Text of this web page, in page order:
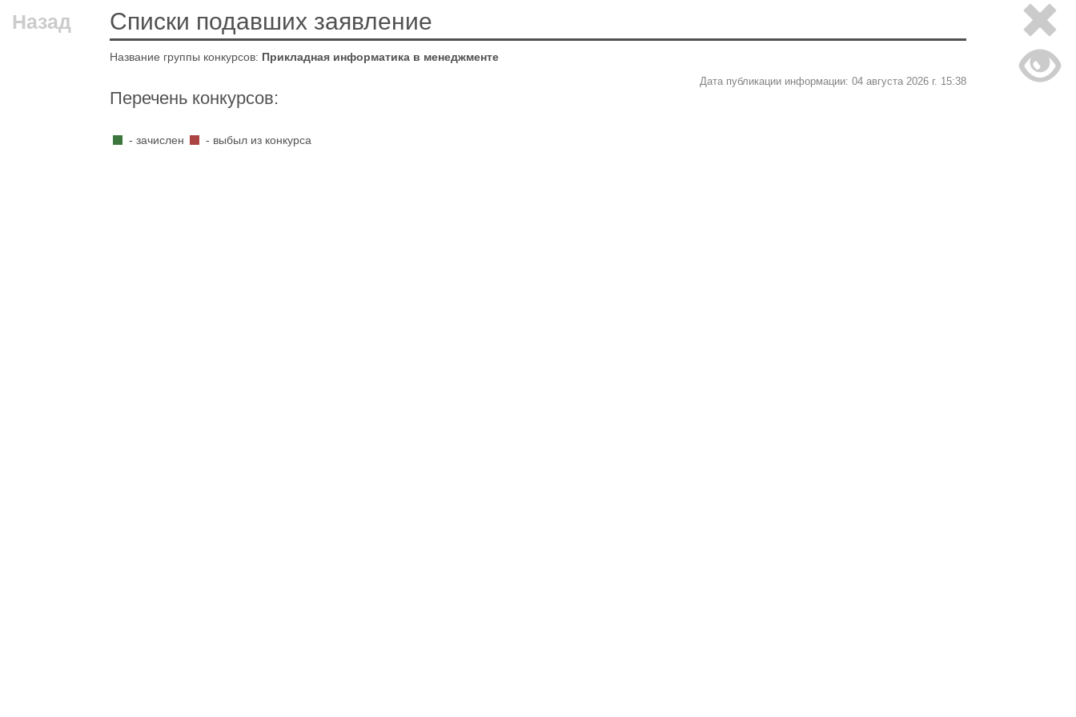
Назад Списки подавших заявление
Название группы конкурсов: Прикладная информатика в менеджменте
Перечень конкурсов:
Дата публикации информации: 04 августа 2026 г. 15:38
- зачислен - выбыл из конкурса